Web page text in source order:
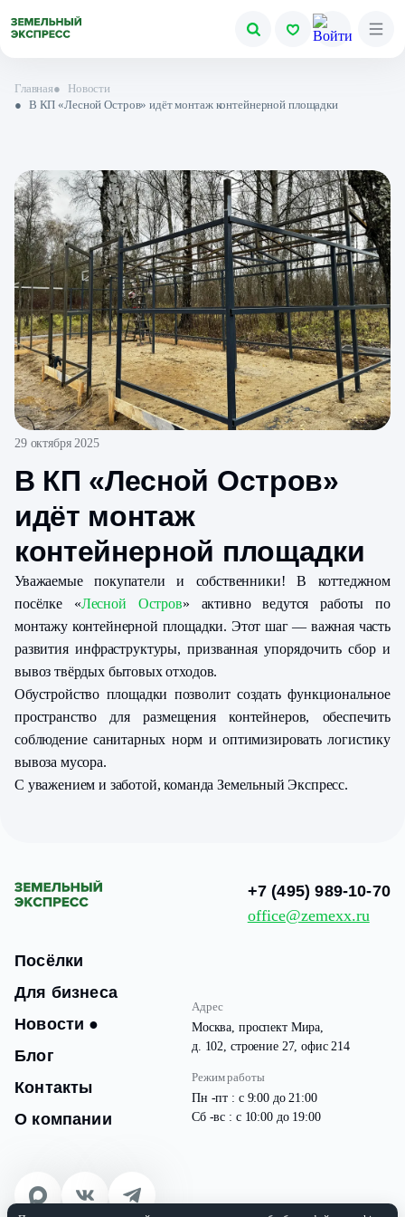
Главная●
Новости
● В КП «Лесной Остров» идёт монтаж контейнерной площадки
29 октября 2025
В КП «Лесной Остров»
идёт монтаж
контейнерной площадки
Уважаемые покупатели и собственники! В коттеджном
посёлке «Лесной Остров» активно ведутся работы по
монтажу контейнерной площадки. Этот шаг — важная часть
развития инфраструктуры, призванная упорядочить сбор и
вывоз твёрдых бытовых отходов.
Обустройство площадки позволит создать функциональное
пространство для размещения контейнеров, обеспечить
соблюдение санитарных норм и оптимизировать логистику
вывоза мусора.
С уважением и заботой, команда Земельный Экспресс.
Посёлки
Для бизнеса
Новости ●
Блог
Контакты
О компании
Адрес
Москва, проспект Мира,
д. 102, строение 27, офис 214
Режим работы
Пн -пт : с 9:00 до 21:00
Сб -вс : с 10:00 до 19:00
+7 (495) 989-10-70
office@zemexx.ru